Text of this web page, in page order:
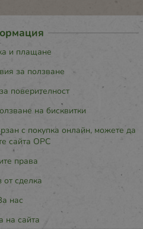
и плащане
за ползване
поверителност
на бисквитки
с покупка онлайн, можете да
сайта ОРС
права
от сделка
нас
на сайта